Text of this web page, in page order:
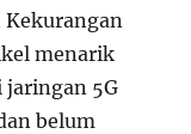
menarik
5G
belum